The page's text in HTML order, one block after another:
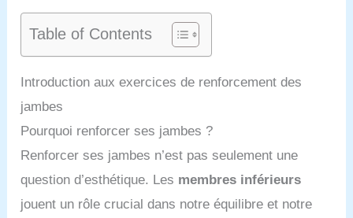
Table of Contents
Introduction aux exercices de renforcement des
jambes
Pourquoi renforcer ses jambes ?
Renforcer ses jambes n’est pas seulement une
question d’esthétique. Les membres inférieurs
jouent un rôle crucial dans notre équilibre et notre